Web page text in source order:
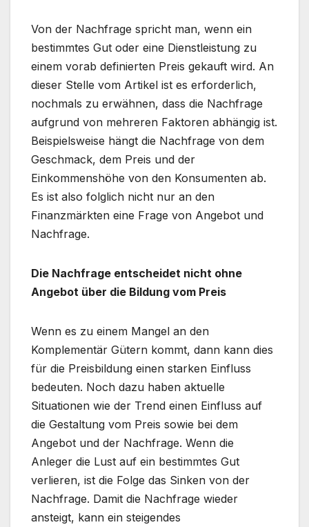
Von der Nachfrage spricht man, wenn ein
bestimmtes Gut oder eine Dienstleistung zu
einem vorab definierten Preis gekauft wird. An
dieser Stelle vom Artikel ist es erforderlich,
nochmals zu erwähnen, dass die Nachfrage
aufgrund von mehreren Faktoren abhängig ist.
Beispielsweise hängt die Nachfrage von dem
Geschmack, dem Preis und der
Einkommenshöhe von den Konsumenten ab.
Es ist also folglich nicht nur an den
Finanzmärkten eine Frage von Angebot und
Nachfrage.
Die Nachfrage entscheidet nicht ohne
Angebot über die Bildung vom Preis
Wenn es zu einem Mangel an den
Komplementär Gütern kommt, dann kann dies
für die Preisbildung einen starken Einfluss
bedeuten. Noch dazu haben aktuelle
Situationen wie der Trend einen Einfluss auf
die Gestaltung vom Preis sowie bei dem
Angebot und der Nachfrage. Wenn die
Anleger die Lust auf ein bestimmtes Gut
verlieren, ist die Folge das Sinken von der
Nachfrage. Damit die Nachfrage wieder
ansteigt, kann ein steigendes